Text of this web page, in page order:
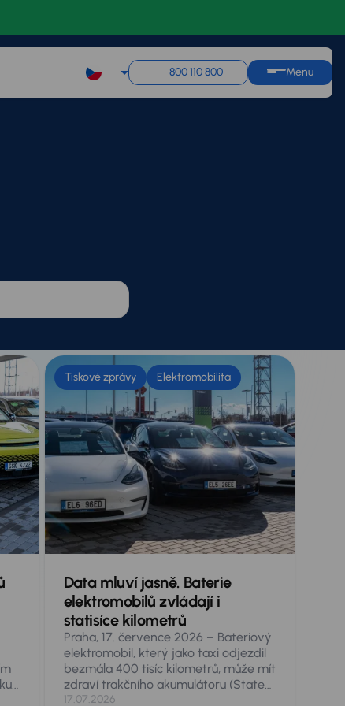
800 110 800 Menu
Tiskové zprávy Elektromobilita
Data mluví jasně. Baterie
elektromobilů zvládají i
statisíce kilometrů
Praha, 17. července 2026 – Bateriový
elektromobil, který jako taxi odjezdil
bezmála 400 tisíc kilometrů, může mít
zdraví trakčního akumulátoru (State
of Health, SoH) stále na 80
17.07.2026